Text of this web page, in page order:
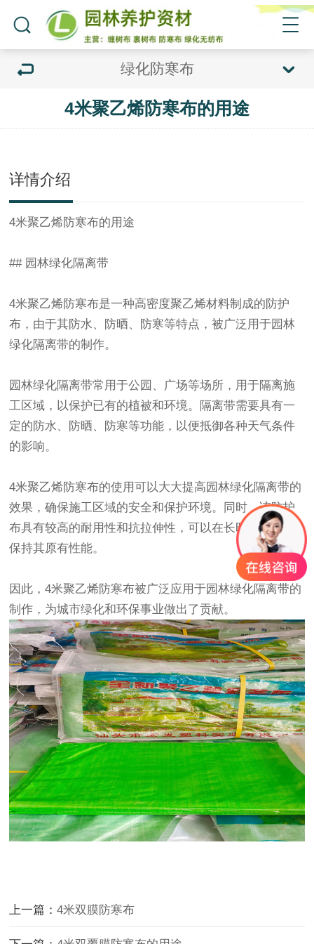
绿化防寒布
4米聚乙烯防寒布的用途
详情介绍
4米聚乙烯防寒布的用途
## 园林绿化隔离带
4米聚乙烯防寒布是一种高密度聚乙烯材料制成的防护
布，由于其防水、防晒、防寒等特点，被广泛用于园林
绿化隔离带的制作。
园林绿化隔离带常用于公园、广场等场所，用于隔离施
工区域，以保护已有的植被和环境。隔离带需要具有一
定的防水、防晒、防寒等功能，以便抵御各种天气条件
的影响。
4米聚乙烯防寒布的使用可以大大提高园林绿化隔离带的
效果，确保施工区域的安全和保护环境。同时，该防护
布具有较高的耐用性和抗拉伸性，可以在长时间使用中
保持其原有性能。
因此，4米聚乙烯防寒布被广泛应用于园林绿化隔离带的
制作，为城市绿化和环保事业做出了贡献。
上一篇：4米双膜防寒布